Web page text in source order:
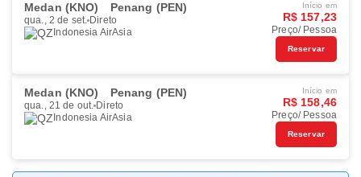
Medan (KNO) Penang (PEN)
qua., 2 de set. Direto
Indonesia AirAsia
Início em
R$ 157,23
Preço/ Pessoa
Reservar
Medan (KNO) Penang (PEN)
qua., 21 de out. Direto
Indonesia AirAsia
Início em
R$ 158,46
Preço/ Pessoa
Reservar